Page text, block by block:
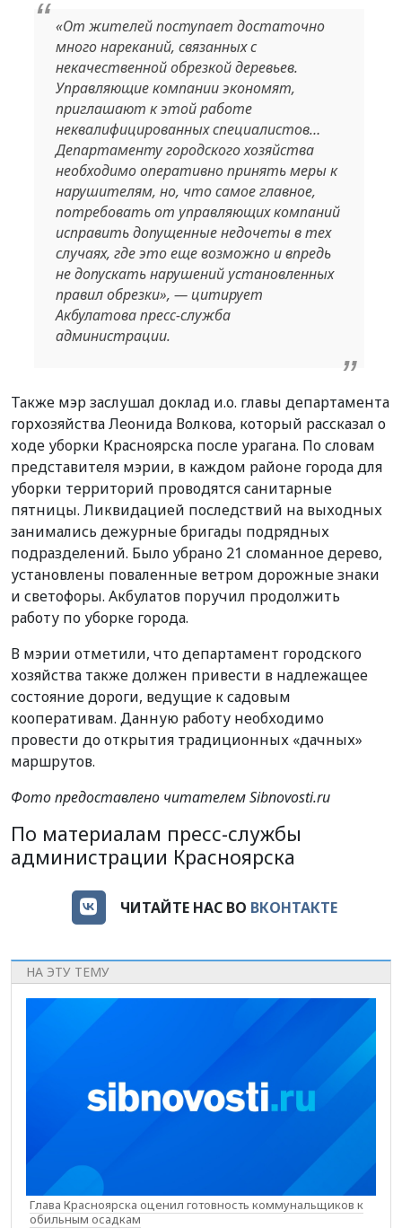
«От жителей поступает достаточно
много нареканий, связанных с
некачественной обрезкой деревьев.
Управляющие компании экономят,
приглашают к этой работе
неквалифицированных специалистов…
Департаменту городского хозяйства
необходимо оперативно принять меры к
нарушителям, но, что самое главное,
потребовать от управляющих компаний
исправить допущенные недочеты в тех
случаях, где это еще возможно и впредь
не допускать нарушений установленных
правил обрезки», — цитирует
Акбулатова пресс-служба
администрации.
Также мэр заслушал доклад и.о. главы департамента
горхозяйства Леонида Волкова, который рассказал о
ходе уборки Красноярска после урагана. По словам
представителя мэрии, в каждом районе города для
уборки территорий проводятся санитарные
пятницы. Ликвидацией последствий на выходных
занимались дежурные бригады подрядных
подразделений. Было убрано 21 сломанное дерево,
установлены поваленные ветром дорожные знаки
и светофоры. Акбулатов поручил продолжить
работу по уборке города.
В мэрии отметили, что департамент городского
хозяйства также должен привести в надлежащее
состояние дороги, ведущие к садовым
кооперативам. Данную работу необходимо
провести до открытия традиционных «дачных»
маршрутов.
Фото предоставлено читателем Sibnovosti.ru
По материалам пресс-службы
администрации Красноярска
ЧИТАЙТЕ НАС ВО ВКОНТАКТЕ
НА ЭТУ ТЕМУ
Глава Красноярска оценил готовность коммунальщиков к
обильным осадкам